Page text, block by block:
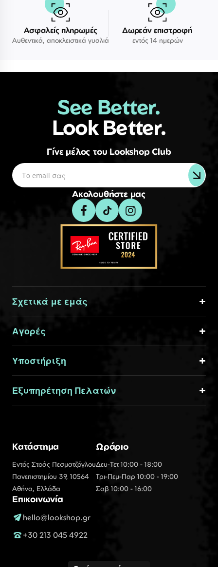
Ασφαλείς πληρωμές
Αυθεντικά, αποκλειστικά γυαλιά
Δωρεάν επιστροφή
εντός 14 ημερών
See Better.
Look Better.
Γίνε μέλος του Lookshop Club
Ακολουθήστε μας
Σχετικά με εμάς
Αγορές
Υποστήριξη
Εξυπηρέτηση Πελατών
Κατάστημα
Εντός Στοάς Πεσματζόγλου
Πανεπιστημίου 39, 10564
Αθήνα, Ελλάδα
Ωράριο
Δευ-Τετ 10:00 - 18:00
Τρι-Πεμ-Παρ 10:00 - 19:00
Σαβ 10:00 - 16:00
Επικοινωνία
hello@lookshop.gr
+30 213 045 4922